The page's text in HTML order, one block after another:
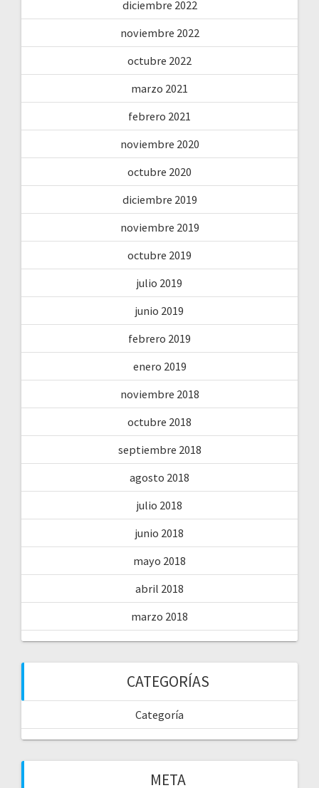
diciembre 2022
noviembre 2022
octubre 2022
marzo 2021
febrero 2021
noviembre 2020
octubre 2020
diciembre 2019
noviembre 2019
octubre 2019
julio 2019
junio 2019
febrero 2019
enero 2019
noviembre 2018
octubre 2018
septiembre 2018
agosto 2018
julio 2018
junio 2018
mayo 2018
abril 2018
marzo 2018
CATEGORÍAS
Categoría
META